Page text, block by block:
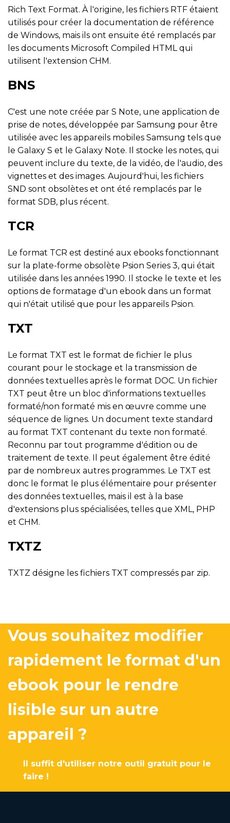
Rich Text Format. À l'origine, les fichiers RTF étaient
utilisés pour créer la documentation de référence
de Windows, mais ils ont ensuite été remplacés par
les documents Microsoft Compiled HTML qui
utilisent l'extension CHM.
BNS
C'est une note créée par S Note, une application de
prise de notes, développée par Samsung pour être
utilisée avec les appareils mobiles Samsung tels que
le Galaxy S et le Galaxy Note. Il stocke les notes, qui
peuvent inclure du texte, de la vidéo, de l'audio, des
vignettes et des images. Aujourd'hui, les fichiers
SND sont obsolètes et ont été remplacés par le
format SDB, plus récent.
TCR
Le format TCR est destiné aux ebooks fonctionnant
sur la plate-forme obsolète Psion Series 3, qui était
utilisée dans les années 1990. Il stocke le texte et les
options de formatage d'un ebook dans un format
qui n'était utilisé que pour les appareils Psion.
TXT
Le format TXT est le format de fichier le plus
courant pour le stockage et la transmission de
données textuelles après le format DOC. Un fichier
TXT peut être un bloc d'informations textuelles
formaté/non formaté mis en œuvre comme une
séquence de lignes. Un document texte standard
au format TXT contenant du texte non formaté.
Reconnu par tout programme d'édition ou de
traitement de texte. Il peut également être édité
par de nombreux autres programmes. Le TXT est
donc le format le plus élémentaire pour présenter
des données textuelles, mais il est à la base
d'extensions plus spécialisées, telles que XML, PHP
et CHM.
TXTZ
TXTZ désigne les fichiers TXT compressés par zip.
Vous souhaitez modifier
rapidement le format d'un
ebook pour le rendre
lisible sur un autre
appareil ?
Il suffit d'utiliser notre outil gratuit pour le
faire !